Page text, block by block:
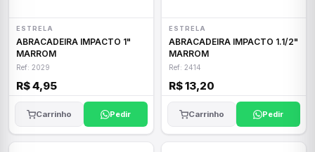
ESTRELA
ABRACADEIRA IMPACTO 1"
MARROM
Ref: 2029
R$ 4,95
Carrinho Pedir
ESTRELA
ABRACADEIRA IMPACTO 1.1/2"
MARROM
Ref: 2414
R$ 13,20
Carrinho Pedir